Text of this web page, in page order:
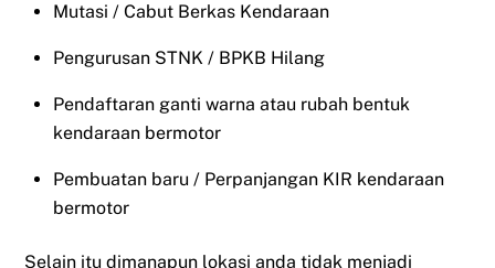
Mutasi / Cabut Berkas Kendaraan
Pengurusan STNK / BPKB Hilang
Pendaftaran ganti warna atau rubah bentuk
kendaraan bermotor
Pembuatan baru / Perpanjangan KIR kendaraan
bermotor
Selain itu dimanapun lokasi anda tidak menjadi